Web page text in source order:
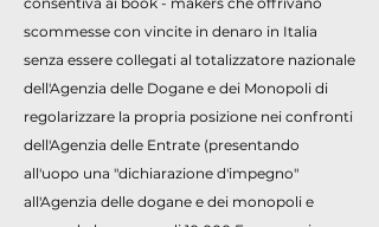
scommesse con vincite in denaro in Italia
senza essere collegati al totalizzatore nazionale
dell'Agenzia delle Dogane e dei Monopoli di
regolarizzare la propria posizione nei confronti
dell'Agenzia delle Entrate (presentando
all'uopo una "dichiarazione d'impegno"
all'Agenzia delle dogane e dei monopoli e